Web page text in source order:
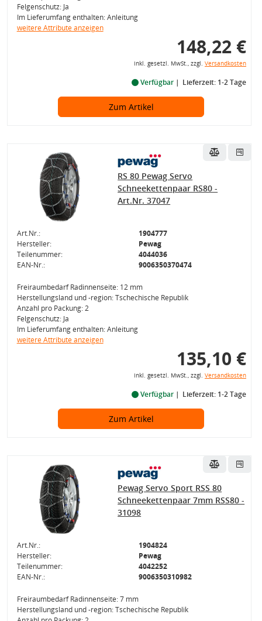
Felgenschutz: Ja
Im Lieferumfang enthalten: Anleitung
weitere Attribute anzeigen
148,22 €
inkl. gesetzl. MwSt., zzgl. Versandkosten
Verfügbar Lieferzeit: 1-2 Tage
Zum Artikel
RS 80 Pewag Servo
Schneekettenpaar RS80 -
Art.Nr. 37047
Art.Nr.:
1904777
Hersteller:
Pewag
Teilenummer:
4044036
EAN-Nr.:
9006350370474
Freiraumbedarf Radinnenseite: 12 mm
Herstellungsland und -region: Tschechische Republik
Anzahl pro Packung: 2
Felgenschutz: Ja
Im Lieferumfang enthalten: Anleitung
weitere Attribute anzeigen
135,10 €
inkl. gesetzl. MwSt., zzgl. Versandkosten
Verfügbar Lieferzeit: 1-2 Tage
Zum Artikel
Pewag Servo Sport RSS 80
Schneekettenpaar 7mm RSS80 -
31098
Art.Nr.:
1904824
Hersteller:
Pewag
Teilenummer:
4042252
EAN-Nr.:
9006350310982
Freiraumbedarf Radinnenseite: 7 mm
Herstellungsland und -region: Tschechische Republik